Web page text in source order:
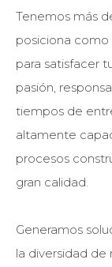
Tenemos más
posiciona
para satisfacer
pasión,
tiempos de
altamente
procesos
gran calidad.
Generamos
la diversidad